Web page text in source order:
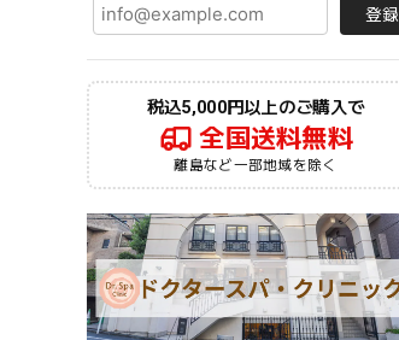
登録
税込5,000円以上のご購入で
全国送料無料
離島など一部地域を除く